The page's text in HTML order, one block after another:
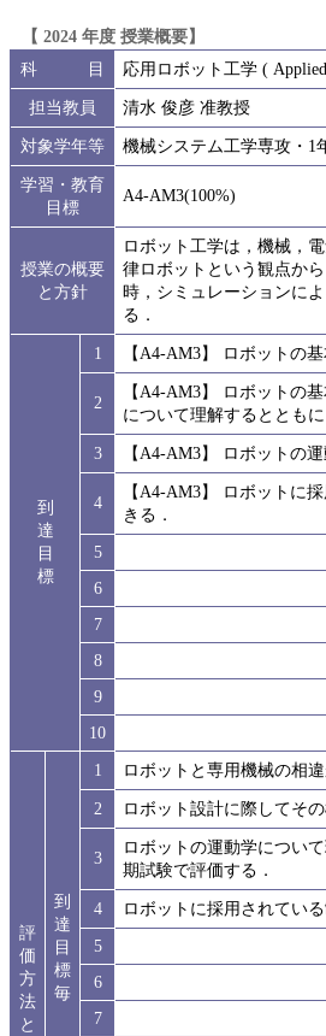
【 2024 年度 授業概要】
科 目
応用ロボット工学 (
担当教員
清水 俊彦 准教授
対象学年等
機械システム工学専攻・1
学習・教育
目標
A4-AM3(100%)
授業の概要
と方針
ロボット工学は，機械，
律ロボットという観点か
時，シミュレーションに
る．
到
達
目
標
1 【A4-AM3】 ロボットの
2
【A4-AM3】 ロボットの
について理解するととも
3
【A4-AM3】 ロボットの
4
【A4-AM3】 ロボットに
きる．
5
6
7
8
9
10
評
価
方
法
と
到
達
目
標
毎
1
ロボットと専用機械の相
2
ロボット設計に際してそ
3
ロボットの運動学につい
期試験で評価する．
4
ロボットに採用されてい
5
6
7